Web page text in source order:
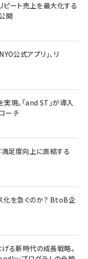
ピート売上を最大化する
開
公式アプリ」、リ
現。「and ST」が導入
ーチ
満足度向上に直結する
化を急ぐのか？ BtoB企
る新時代の成長戦略。